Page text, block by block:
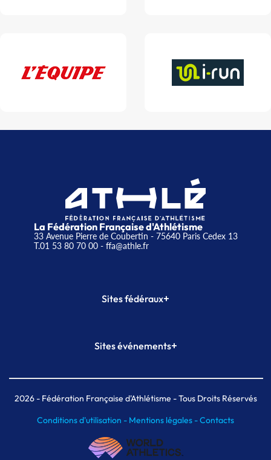
La Fédération Française d'Athlétisme
33 Avenue Pierre de Coubertin - 75640 Paris Cedex 13
T.01 53 80 70 00- ffa@athle.fr
Sites fédéraux+
Plateforme Formation
Sites événements+
Meeting de Paris indoor
MAIF Ekiden de Paris
2026- Fédération Française d'Athlétisme - Tous Droits Réservés
Conditions d'utilisation - Mentions légales -Contacts